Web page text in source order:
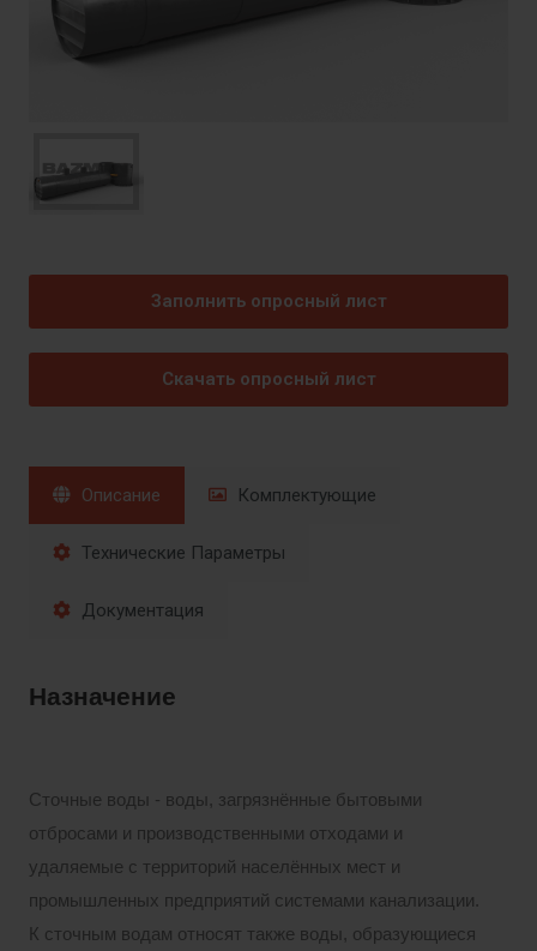
Заполнить опросный лист
Скачать опросный лист
Описание Комплектующие
Технические Параметры
Документация
Назначение
Сточные воды - воды, загрязнённые бытовыми
отбросами и производственными отходами и
удаляемые с территорий населённых мест и
промышленных предприятий системами канализации.
К сточным водам относят также воды, образующиеся